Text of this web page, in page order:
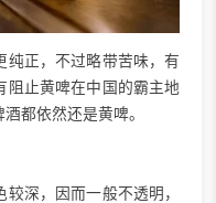
纯正，不过略带苦味，有
阻止黄啤在中国的霸主地
都依然还是黄啤。
深，因而一般不透明，